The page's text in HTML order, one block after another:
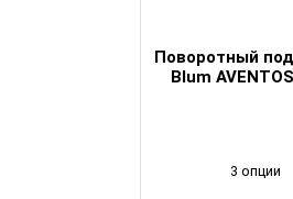
Поворотный
Blum
3 опции